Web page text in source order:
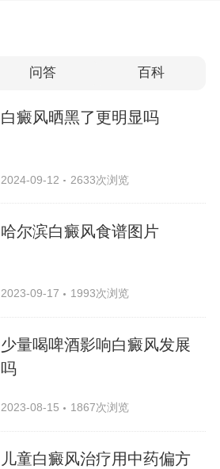
问答 百科
白癜风晒黑了更明显吗
2024-09-12 2633次浏览
哈尔滨白癜风食谱图片
2023-09-17 1993次浏览
少量喝啤酒影响白癜风发展
吗
2023-08-15 1867次浏览
儿童白癜风治疗用中药偏方